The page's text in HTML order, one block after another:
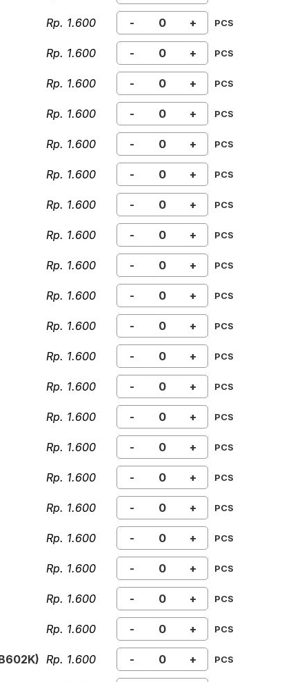
Rp. 1.600 - + PCS
Rp. 1.600 - + PCS
Rp. 1.600 - + PCS
Rp. 1.600 - + PCS
Rp. 1.600 - + PCS
Rp. 1.600 - + PCS
Rp. 1.600 - + PCS
Rp. 1.600 - + PCS
Rp. 1.600 - + PCS
Rp. 1.600 - + PCS
Rp. 1.600 - + PCS
Rp. 1.600 - + PCS
Rp. 1.600 - + PCS
Rp. 1.600 - + PCS
Rp. 1.600 - + PCS
Rp. 1.600 - + PCS
Rp. 1.600 - + PCS
Rp. 1.600 - + PCS
Rp. 1.600 - + PCS
Rp. 1.600 - + PCS
Rp. 1.600 - + PCS
Rp. 1.600 - + PCS